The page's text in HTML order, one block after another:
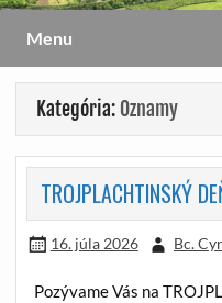
Menu
Kategória: Oznamy
TROJPLACHTINSKÝ
16. júla 2026 Bc.
Pozývame Vás na